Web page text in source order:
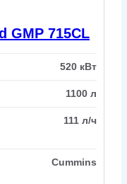
GMP 715CL
520 кВт
1100 л
111 л/ч
Cummins